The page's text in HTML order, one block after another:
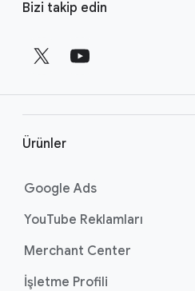
l
Bizi takip edin
Ürünler
Google Ads
YouTube Reklamları
Merchant Center
İşletme Profili